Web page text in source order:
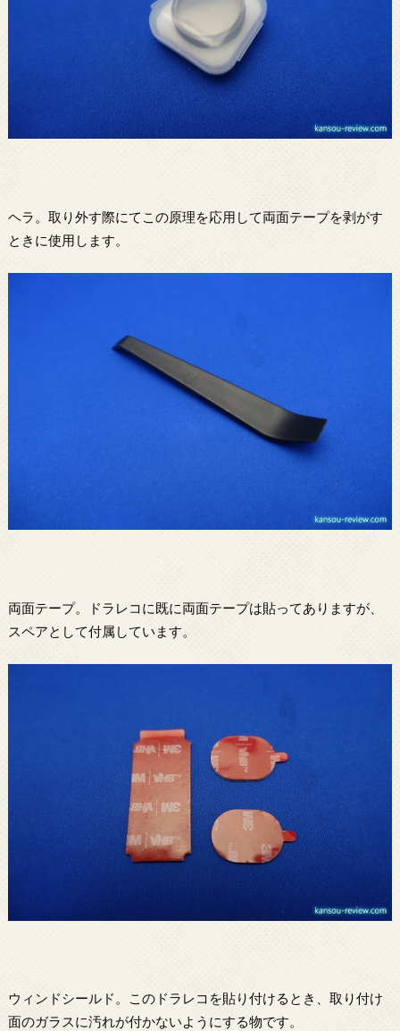
ヘラ。取り外す際にてこの原理を応用して両面テープを剥がす
ときに使用します。
両面テープ。ドラレコに既に両面テープは貼ってありますが、
スペアとして付属しています。
ウィンドシールド。このドラレコを貼り付けるとき、取り付け
面のガラスに汚れが付かないようにする物です。